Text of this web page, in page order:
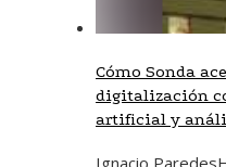
Cómo Sonda
digitalización
artificial y
Ignacio Paredes